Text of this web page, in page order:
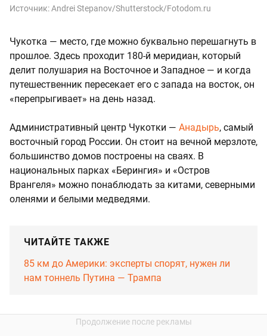
Источник:Andrei Stepanov/Shutterstock/Fotodom.ru
Чукотка — место, где можно буквально перешагнуть в
прошлое. Здесь проходит 180-й меридиан, который
делит полушария на Восточное и Западное — и когда
путешественник пересекает его с запада на восток, он
«перепрыгивает» на день назад.
Административный центр Чукотки — Анадырь, самый
восточный город России. Он стоит на вечной мерзлоте,
большинство домов построены на сваях. В
национальных парках «Берингия» и «Остров
Врангеля» можно понаблюдать за китами, северными
оленями и белыми медведями.
ЧИТАЙТЕ ТАКЖЕ
85 км до Америки: эксперты спорят, нужен ли
нам тоннель Путина — Трампа